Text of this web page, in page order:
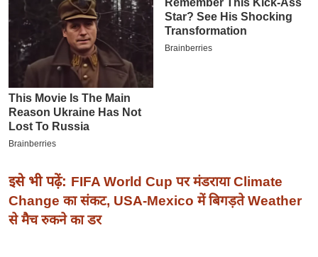
-
पे
र
मि
सा
बे
मि
इसे भी पढ़ें: FIFA World Cup पर मंडराया Climate
Change का संकट, USA-Mexico में बिगड़ते Weather
से मैच रुकने का डर